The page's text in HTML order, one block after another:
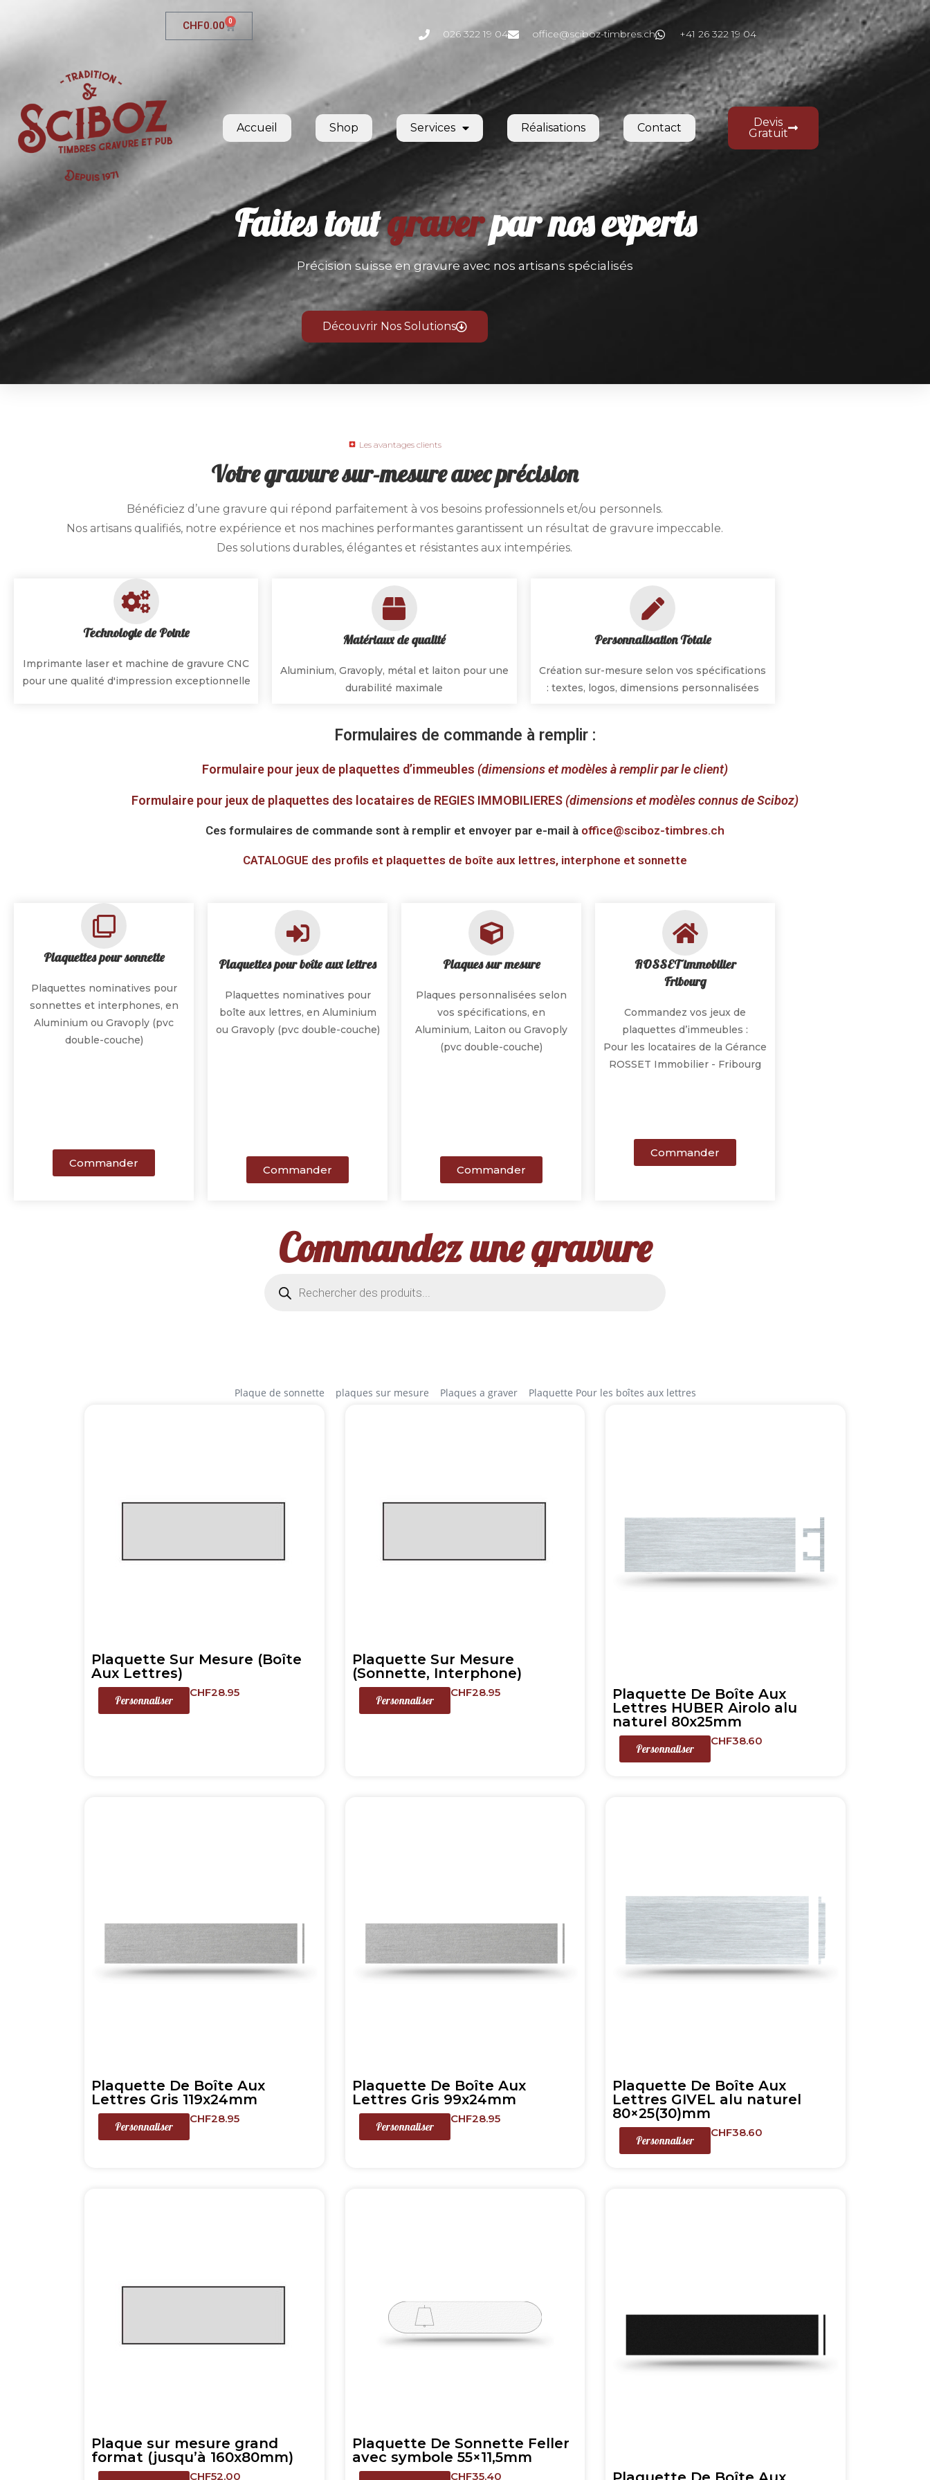
CHF0.00 0
026 322 19 04 office@sciboz-timbres.ch +41 26 322 19 04
Accueil Shop Services Réalisations Contact
Devis
Gratuit
Faites toutgraverpar nos experts
Précision suisse en gravure avec nos artisans spécialisés
Découvrir Nos Solutions
Les avantages clients
Votre gravure sur-mesure avec précision
Bénéficiez d’une gravure qui répond parfaitement à vos besoins professionnels et/ou personnels.
Nos artisans qualifiés, notre expérience et nos machines performantes garantissent un résultat de gravure impeccable.
Des solutions durables, élégantes et résistantes aux intempéries.
Technologie de Pointe
Imprimante laser et machine de gravure CNC
pour une qualité d'impression exceptionnelle
Matériaux de qualité
Aluminium, Gravoply, métal et laiton pour une
durabilité maximale
Personnalisation Totale
Création sur-mesure selon vos spécifications
: textes, logos, dimensions personnalisées
Formulaires de commande à remplir :
Formulaire pour jeux de plaquettes d’immeubles (dimensions et modèles à remplir par le client)
Formulaire pour jeux de plaquettes des locataires de REGIES IMMOBILIERES (dimensions et modèles connus de Sciboz)
Ces formulaires de commande sont à remplir et envoyer par e-mail à office@sciboz-timbres.ch
CATALOGUE des profils et plaquettes de boîte aux lettres, interphone et sonnette
Plaquettes pour sonnette
Plaquettes nominatives pour
sonnettes et interphones, en
Aluminium ou Gravoply (pvc
double-couche)
Commander
Plaquettes pour boîte aux lettres
Plaquettes nominatives pour
boîte aux lettres, en Aluminium
ou Gravoply (pvc double-couche)
Commander
Plaques sur mesure
Plaques personnalisées selon
vos spécifications, en
Aluminium, Laiton ou Gravoply
(pvc double-couche)
Commander
ROSSET immobilier
Fribourg
Commandez vos jeux de
plaquettes d’immeubles :
Pour les locataires de la Gérance
ROSSET Immobilier - Fribourg
Commander
Commandez une gravure
Plaque de sonnette plaques sur mesure Plaques a graver Plaquette Pour les boîtes aux lettres
Plaquette Sur Mesure (Boîte
Aux Lettres)
Personnaliser
CHF28.95
Plaquette Sur Mesure
(Sonnette, Interphone)
Personnaliser
CHF28.95
Plaquette De Boîte Aux
Lettres HUBER Airolo alu
naturel 80x25mm
Personnaliser
CHF38.60
Plaquette De Boîte Aux
Lettres Gris 119x24mm
Personnaliser
CHF28.95
Plaquette De Boîte Aux
Lettres Gris 99x24mm
Personnaliser
CHF28.95
Plaquette De Boîte Aux
Lettres GIVEL alu naturel
80×25(30)mm
Personnaliser
CHF38.60
Plaque sur mesure grand
format (jusqu’à 160x80mm)
CHF52.00
Plaquette De Sonnette Feller
avec symbole 55×11,5mm
CHF35.40